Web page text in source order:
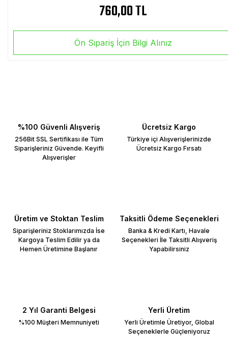
760,00 TL
Ön Sipariş İçin Bilgi Alınız
%100 Güvenli Alışveriş
256Bit SSL Sertifikası ile Tüm
Siparişleriniz Güvende. Keyifli
Alışverişler
Ücretsiz Kargo
Türkiye içi Alışverişlerinizde
Ücretsiz Kargo Fırsatı
Üretim ve Stoktan Teslim
Siparişleriniz Stoklarımızda İse
Kargoya Teslim Edilir ya da
Hemen Üretimine Başlanır
Taksitli Ödeme Seçenekleri
Banka & Kredi Kartı, Havale
Seçenekleri İle Taksitli Alışveriş
Yapabilirsiniz
2 Yıl Garanti Belgesi
%100 Müşteri Memnuniyeti
Yerli Üretim
Yerli Üretimle Üretiyor, Global
Seçeneklerle Güçleniyoruz